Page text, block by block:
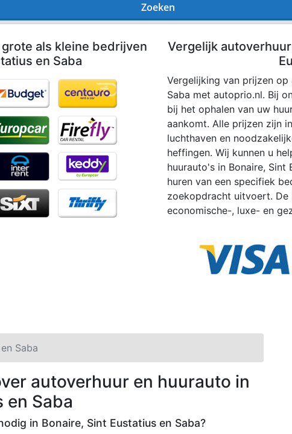
Zoeken
als kleine bedrijven
en Saba
Vergelijk
Vergelijking van prijzen op
Saba met autoprio.nl. Bij
bij het ophalen van uw
aankomt. Alle prijzen zijn
luchthaven en
heffingen. Wij kunnen u
huurauto's in Bonaire, Sint
huren van een specifiek
zoekopdracht uitvoert. De
economische-, luxe- en
Saba
autoverhuur en huurauto in
en Saba
in Bonaire, Sint Eustatius en Saba?